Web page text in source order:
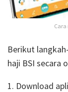
Berikut
haji BSI secara
1. Download